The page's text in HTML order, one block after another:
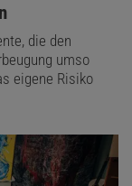
die den
umso
eigene Risiko